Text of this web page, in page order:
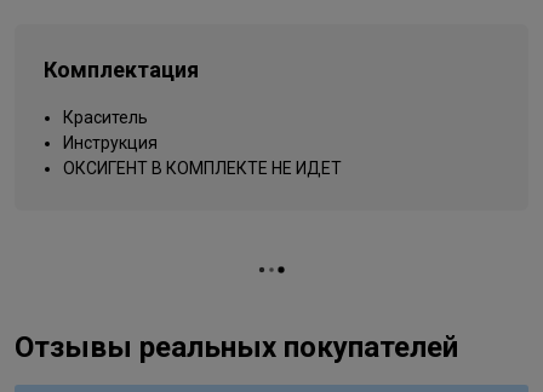
Isomethyl Ionone;Butylphenyl
Aminophenol;N,N-Bis (2-Hydroxyethyl)-p-Phenylenediamine
Sulfate;Sodium Hydrosulfate;Tetrasodium EDTA
Комплектация
Краситель
Инструкция
ОКСИГЕНТ В КОМПЛЕКТЕ НЕ ИДЕТ
Отзывы реальных покупателей